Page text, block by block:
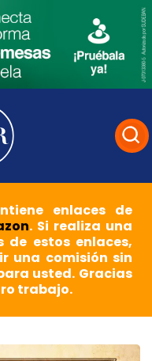
enlaces de
. Si realiza una
de estos enlaces,
una comisión sin
usted. Gracias
trabajo.